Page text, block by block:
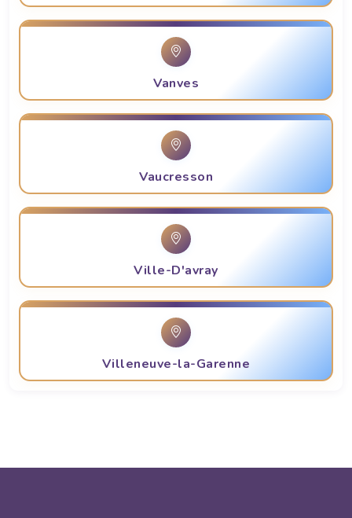
Vanves
Vaucresson
Ville-D'avray
Villeneuve-la-Garenne